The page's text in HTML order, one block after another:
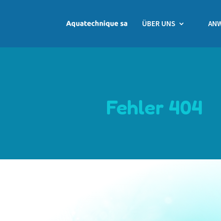
ÜBER UNS
Fehler 404